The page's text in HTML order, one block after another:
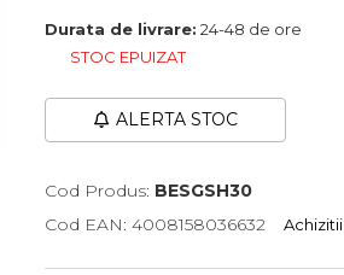
Durata de livrare: 24-48 de ore
STOC EPUIZAT
ALERTA STOC
Cod Produs: BESGSH30
Cod EAN: 4008158036632
Achizitii